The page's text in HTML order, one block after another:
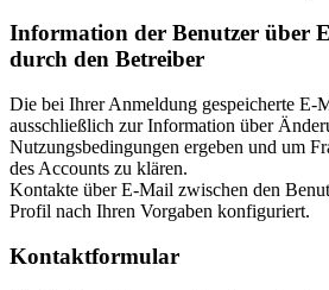
Information der Benutzer über
durch den Betreiber
Die bei Ihrer Anmeldung gespeicherte E-
ausschließlich zur Information über
Nutzungsbedingungen ergeben und um
des Accounts zu klären.
Kontakte über E-Mail zwischen den
Profil nach Ihren Vorgaben konfiguriert.
Kontaktformular